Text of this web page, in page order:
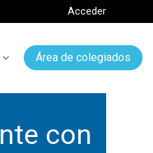
Acceder
Área de colegiados
con